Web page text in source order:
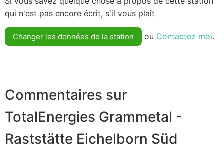
qui n'est pas encore écrit, s'il vous plaît
Changer les données de la station ou Contactez moi.
Commentaires sur
TotalEnergies Grammetal -
Raststätte Eichelborn Süd